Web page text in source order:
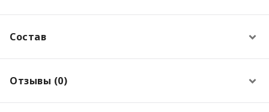
Состав
Отзывы (0)